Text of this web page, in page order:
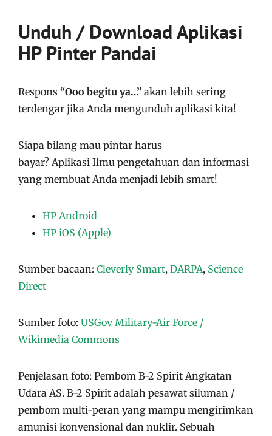
Unduh / Download Aplikasi
HP Pinter Pandai
Respons “Ooo begitu ya…” akan lebih sering
terdengar jika Anda mengunduh aplikasi kita!
Siapa bilang mau pintar harus
bayar? Aplikasi Ilmu pengetahuan dan informasi
yang membuat Anda menjadi lebih smart!
HP Android
HP iOS (Apple)
Sumber bacaan: Cleverly Smart, DARPA, Science
Direct
Sumber foto: USGov Military-Air Force /
Wikimedia Commons
Penjelasan foto: Pembom B-2 Spirit Angkatan
Udara AS. B-2 Spirit adalah pesawat siluman /
pembom multi-peran yang mampu mengirimkan
amunisi konvensional dan nuklir. Sebuah